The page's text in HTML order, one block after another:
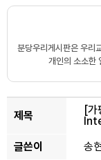
분당우리게시판은 우리
개인의 소소한
제목 [가
글쓴이
송